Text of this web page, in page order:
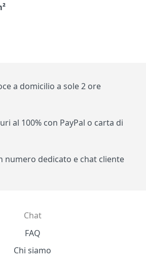
a domicilio a sole 2 ore
al 100% con PayPal o carta di
numero dedicato e chat cliente
Chat
FAQ
Chi siamo